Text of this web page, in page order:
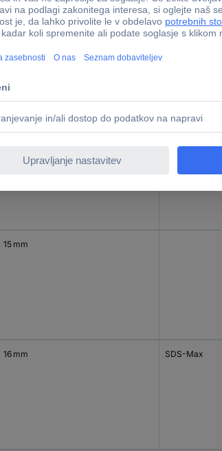
14 mm SDS-Max
14 mm SDS-Max
15 mm
16 mm SDS-Max